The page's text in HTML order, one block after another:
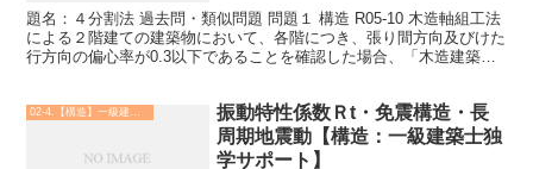
題名：４分割法 過去問・類似問題 問題１ 構造 R05-10 木造軸組工法
による２階建ての建築物において、各階につき、張り間方向及びけた
行方向の偏心率が0.3以下であることを確認した場合、「木造建築物
02-4.【構造】一級建築士
振動特性係数Ｒt・免震構造・長
周期地震動【構造：一級建築士独
学サポート】